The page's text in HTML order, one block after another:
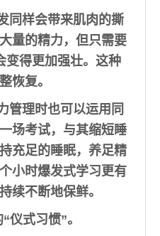
同样会带来肌肉的撕
量的精力，但只需要
变得更加强壮。这种
恢复。
管理时也可以运用同
场考试，与其缩短睡
充足的睡眠，养足精
小时爆发式学习更有
续不断地保鲜。
式习惯”。